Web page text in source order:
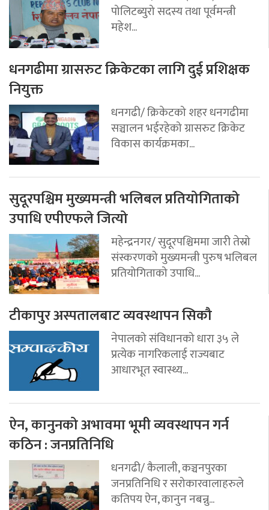
पोलिटब्युरो सदस्य तथा पूर्वमन्त्री
महेश...
धनगढीमा ग्रासरुट क्रिकेटका लागि दुई प्रशिक्षक
नियुक्त
धनगढी/ क्रिकेटको शहर धनगढीमा
सञ्चालन भईरहेको ग्रासरुट क्रिकेट
विकास कार्यक्रमका...
सुदूरपश्चिम मुख्यमन्त्री भलिबल प्रतियोगिताको
उपाधि एपीएफले जित्यो
महेन्द्रनगर/ सुदूरपश्चिममा जारी तेस्रो
संस्करणको मुख्यमन्त्री पुरुष भलिबल
प्रतियोगिताको उपाधि...
टीकापुर अस्पतालबाट व्यवस्थापन सिकौ
नेपालको संविधानको धारा ३५ ले
प्रत्येक नागरिकलाई राज्यबाट
आधारभूत स्वास्थ्य...
ऐन, कानुनको अभावमा भूमी व्यवस्थापन गर्न
कठिन : जनप्रतिनिधि
धनगढी/ कैलाली, कञ्चनपुरका
जनप्रतिनिधि र सरोकारवालाहरुले
कतिपय ऐन, कानुन नबन्नु...